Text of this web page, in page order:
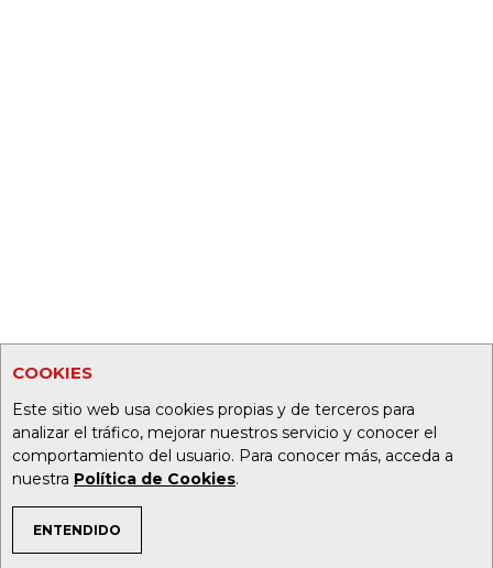
COOKIES
Este sitio web usa cookies propias y de terceros para
analizar el tráfico, mejorar nuestros servicio y conocer el
comportamiento del usuario. Para conocer más, acceda a
nuestra Política de Cookies.
ENTENDIDO
TEMAS DE INTERÉS